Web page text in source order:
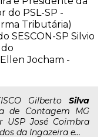
do PSL-SP -
Tributária)
SESCON-SP Silvio
Jocham -
Gilberto Silva
de Contagem MG
USP José Coimbra
da Ingazeira e...